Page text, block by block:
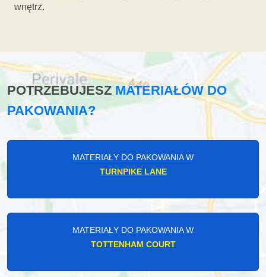
wnętrz.
POTRZEBUJESZMATERIAŁÓW DO
PAKOWANIA?
MATERIAŁY DO PAKOWANIA W
TURNPIKE LANE
MATERIAŁY DO PAKOWANIA W
TOTTENHAM COURT